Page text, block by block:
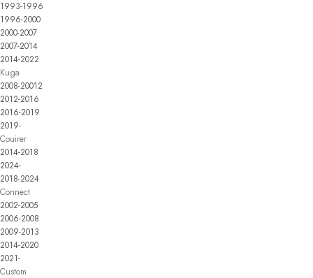
1993-1996
1996-2000
2000-2007
2007-2014
2014-2022
Kuga
2008-20012
2012-2016
2016-2019
2019-
Couirer
2014-2018
2024-
2018-2024
Connect
2002-2005
2006-2008
2009-2013
2014-2020
2021-
Custom